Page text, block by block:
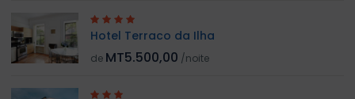
Hotel Terraco da Ilha
de MT5.500,00 /noite